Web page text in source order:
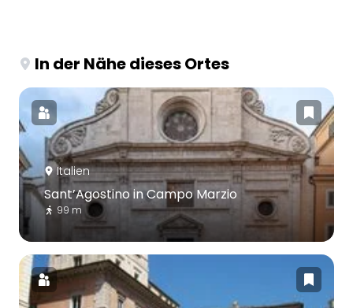
In der Nähe dieses Ortes
Italien
Sant’Agostino in Campo Marzio
99 m